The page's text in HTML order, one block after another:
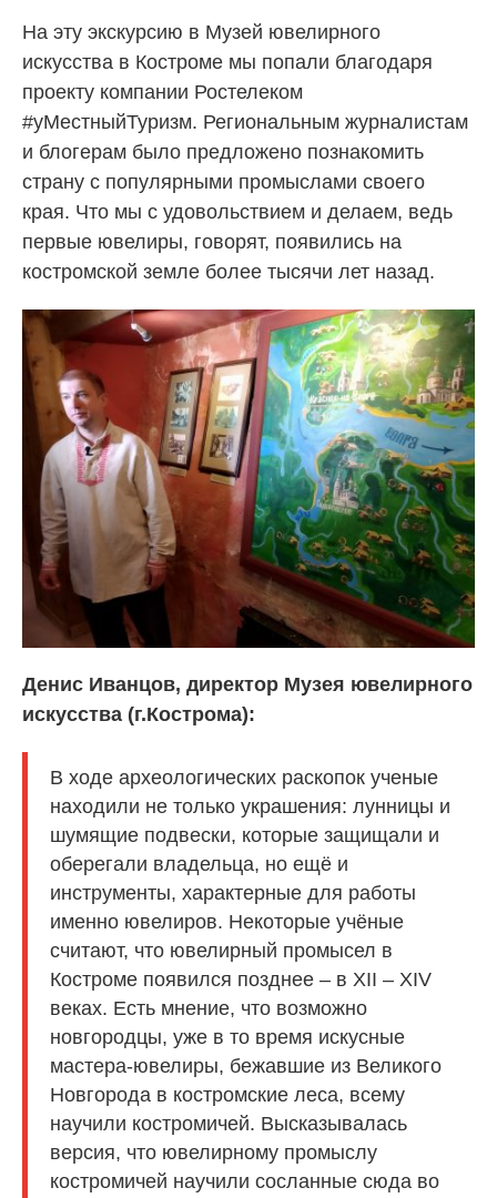
На эту экскурсию в Музей ювелирного
искусства в Костроме мы попали благодаря
проекту компании Ростелеком
#уМестныйТуризм. Региональным журналистам
и блогерам было предложено познакомить
страну с популярными промыслами своего
края. Что мы с удовольствием и делаем, ведь
первые ювелиры, говорят, появились на
костромской земле более тысячи лет назад.
Денис Иванцов, директор Музея ювелирного
искусства (г.Кострома):
В ходе археологических раскопок ученые
находили не только украшения: лунницы и
шумящие подвески, которые защищали и
оберегали владельца, но ещё и
инструменты, характерные для работы
именно ювелиров. Некоторые учёные
считают, что ювелирный промысел в
Костроме появился позднее – в ХII – XIV
веках. Есть мнение, что возможно
новгородцы, уже в то время искусные
мастера-ювелиры, бежавшие из Великого
Новгорода в костромские леса, всему
научили костромичей. Высказывалась
версия, что ювелирному промыслу
костромичей научили сосланные сюда во